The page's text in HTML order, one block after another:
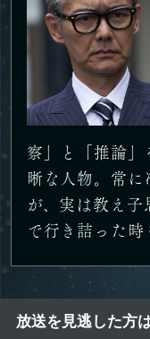
察」と「推論」
晰な人物。常に
が、実は教え
で行き詰った時
放送を見逃した方